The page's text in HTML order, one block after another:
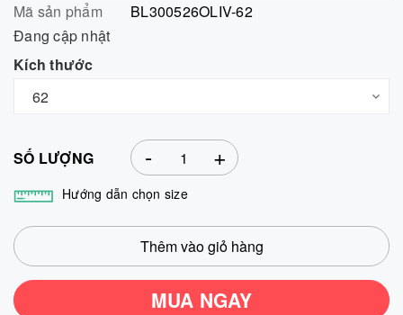
Mã sản phẩm
BL300526OLIV-62
Đang cập nhật
Kích thước
SỐ LƯỢNG +
-
Hướng dẫn chọn size
Thêm vào giỏ hàng
MUA NGAY